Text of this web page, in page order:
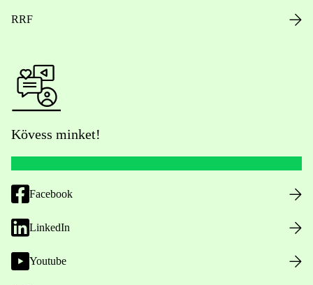
RRF
Kövess minket!
Facebook
LinkedIn
Youtube